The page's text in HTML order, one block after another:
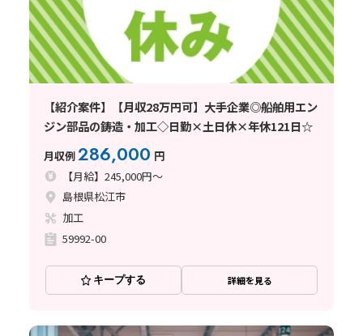
【紹介案件】【月収28万円可】大手企業◎船舶用エン
ジン部品の鋳造・加工◇日勤×土日休×年休121日☆
月収例286,000 円
【月給】245,000円～
島根県松江市
加工
59992-00
キープする 詳細を見る